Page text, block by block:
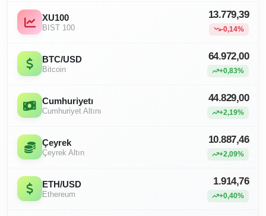
XU100
BIST 100
13.779,39
-0,14%
BTC/USD
Bitcoin
64.972,00
+0,83%
Cumhuriyetı
Cumhuriyet Altını
44.829,00
+2,19%
Çeyrek
Çeyrek Altın
10.887,46
+2,09%
ETH/USD
Ethereum
1.914,76
+0,40%